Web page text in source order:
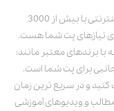
پت استور به عنوان یکی از قدیمی‌ترین پت شاپ های اینترنتی با بیش از 3000
ی نیازهای پت شما هست.
برندهای معتبر مانند:
برای پت شما است.
کنید و در سریع ترین زمان
و ویدیوهای آموزشی